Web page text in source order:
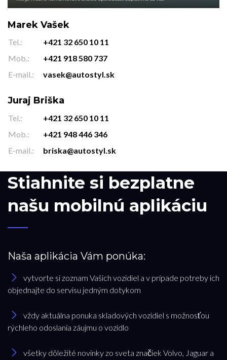
Marek Vašek
Tel.:
+421 32 650 10 11
Mob.:
+421 918 580 737
E-mail.:
vasek@autostyl.sk
Juraj Briška
Tel.:
+421 32 650 10 11
Mob.:
+421 948 446 346
E-mail.:
briska@autostyl.sk
Stiahnite si bezplatne
našu mobilnú aplikáciu
Naša aplikácia Vám ponúka:
vytvorte si zoznam Vašich vozidiel a v prípade potreby ich
objednajte do servisu jedným dotykom
vždy aktuálna ponuka skladových vozidiel s možnosťou
rýchleho odoslania záujmu o vozidlo
všetky dôležité novinky zo sveta značiek Volvo, Jaguar a